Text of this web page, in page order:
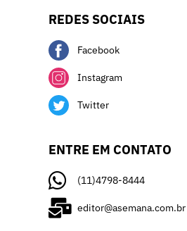
REDES SOCIAIS
Facebook
Instagram
Twitter
ENTRE EM CONTATO
(11)4798-8444
editor@asemana.com.br